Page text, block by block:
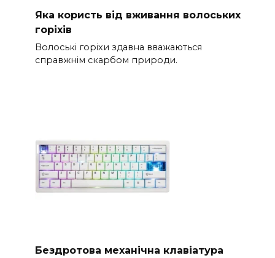
Яка користь від вживання волоських
горіхів
Волоські горіхи здавна вважаються
справжнім скарбом природи.
Бездротова механічна клавіатура